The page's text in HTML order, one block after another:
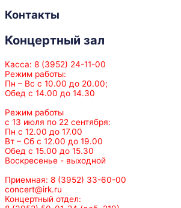
Контакты
Концертный зал
Касса: 8 (3952) 24-11-00
Режим работы:
Пн – Вс с 10.00 до 20.00;
Обед с 14.00 до 14.30
Режим работы
с 13 июля по 22 сентября:
Пн с 12.00 до 17.00
Вт – Сб с 12.00 до 19.00
Обед с 15.00 до 15.30
Воскресенье - выходной
Приемная: 8 (3952) 33-60-00
concert@irk.ru
Концертный отдел: